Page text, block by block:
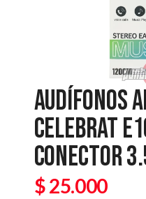
AUDÍFONOS
CELEBRAT
CONECTOR
$25.000